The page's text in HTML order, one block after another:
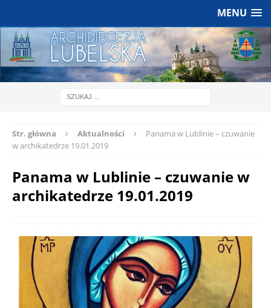
MENU
Str. główna Aktualności
Panama w Lublinie – czuwanie
w archikatedrze 19.01.2019
Panama w Lublinie – czuwanie w
archikatedrze 19.01.2019